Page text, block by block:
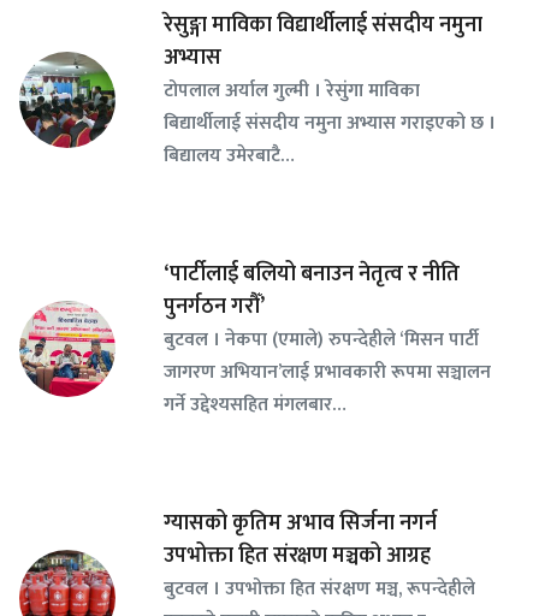
रेसुङ्गा माविका विद्यार्थीलाई संसदीय नमुना
अभ्यास
टोपलाल अर्याल गुल्मी । रेसुंगा माविका
बिद्यार्थीलाई संसदीय नमुना अभ्यास गराइएको छ ।
बिद्यालय उमेरबाटै…
‘पार्टीलाई बलियो बनाउन नेतृत्व र नीति
पुनर्गठन गरौँ’
बुटवल । नेकपा (एमाले) रुपन्देहीले ‘मिसन पार्टी
जागरण अभियान’लाई प्रभावकारी रूपमा सञ्चालन
गर्ने उद्देश्यसहित मंगलबार…
ग्यासको कृतिम अभाव सिर्जना नगर्न
उपभोक्ता हित संरक्षण मञ्चको आग्रह
बुटवल । उपभोक्ता हित संरक्षण मञ्च, रूपन्देहीले